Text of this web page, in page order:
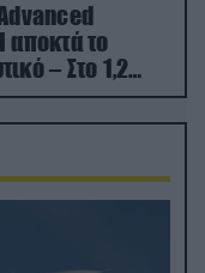
αποκτά το
– Στο 1,2